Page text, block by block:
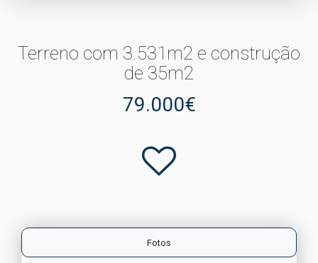
Terreno com 3.531m2 e construção
de 35m2
79.000€
Fotos